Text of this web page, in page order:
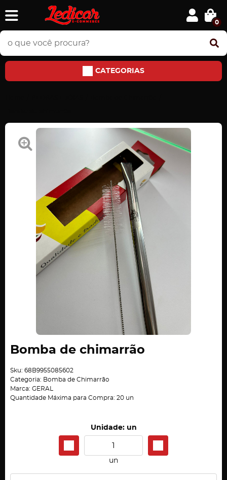
0
CATEGORIAS
Bomba de chimarrão
Sku: 68B9955085602
Categoria: Bomba de Chimarrão
Marca: GERAL
Quantidade Máxima para Compra: 20 un
Unidade: un
un